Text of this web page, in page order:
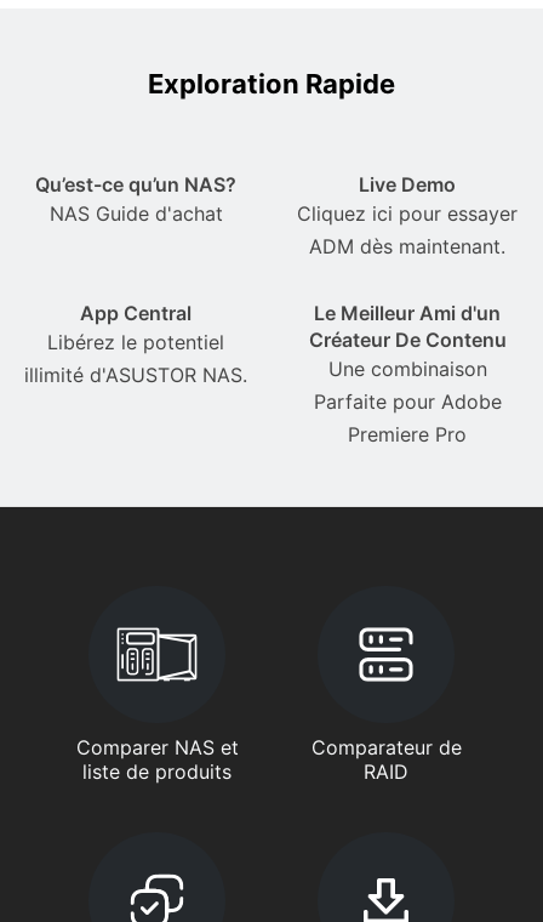
Exploration Rapide
Qu’est-ce qu’un NAS?
NAS Guide d'achat
Live Demo
Cliquez ici pour essayer
ADM dès maintenant.
App Central
Libérez le potentiel
illimité d'ASUSTOR NAS.
Le Meilleur Ami d'un
Créateur De Contenu
Une combinaison
Parfaite pour Adobe
Premiere Pro
Comparer NAS et
liste de produits
Comparateur de
RAID